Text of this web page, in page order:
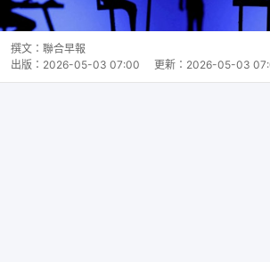
撰文： 聯合早報
出版： 2026-05-03 07:00 更新： 2026-05-03